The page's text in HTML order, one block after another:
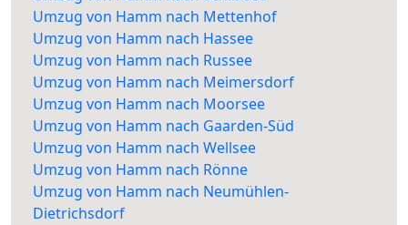
Umzug von Hamm nach Mettenhof
Umzug von Hamm nach Hassee
Umzug von Hamm nach Russee
Umzug von Hamm nach Meimersdorf
Umzug von Hamm nach Moorsee
Umzug von Hamm nach Gaarden-Süd
Umzug von Hamm nach Wellsee
Umzug von Hamm nach Rönne
Umzug von Hamm nach Neumühlen-
Dietrichsdorf